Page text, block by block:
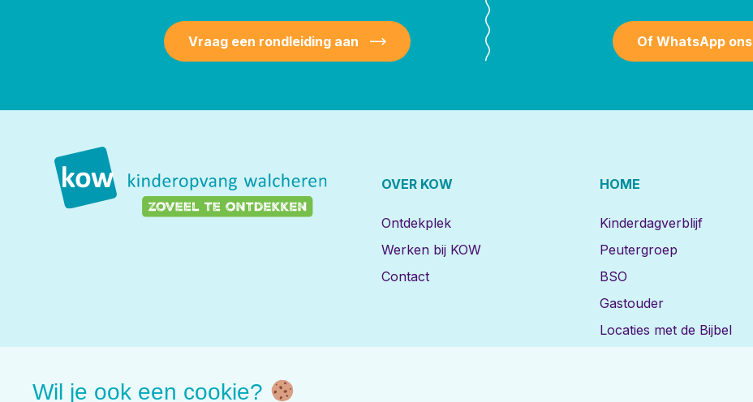
Vraag een rondleiding aan Of WhatsApp ons
OVER KOW
Ontdekplek
Werken bij KOW
Contact
HOME
Kinderdagverblijf
Peutergroep
BSO
Gastouder
Locaties met de Bijbel
Wil je ook een cookie?